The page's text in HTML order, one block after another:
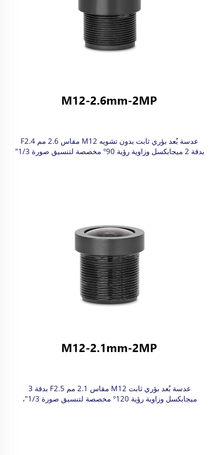
عدسة بُعد بؤري ثابت بدون تشويه M12 مقاس 2.6 مم F2.4
بدقة 2 ميجابكسل وزاوية رؤية 90° مخصصة لتنسيق صورة 1/3"
عدسة بُعد بؤري ثابت M12 مقاس 2.1 مم F2.5 بدقة 3
ميجابكسل وزاوية رؤية 120° مخصصة لتنسيق صورة 1/3"،